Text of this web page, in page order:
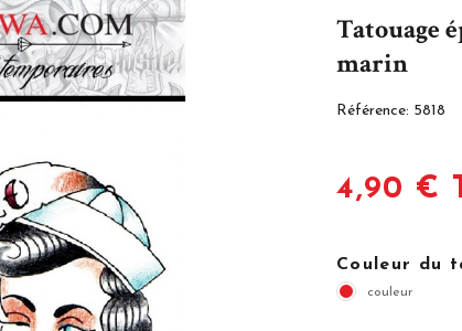
Tatouage
marin
Référence: 5818
4,90 €
Couleur du
couleur